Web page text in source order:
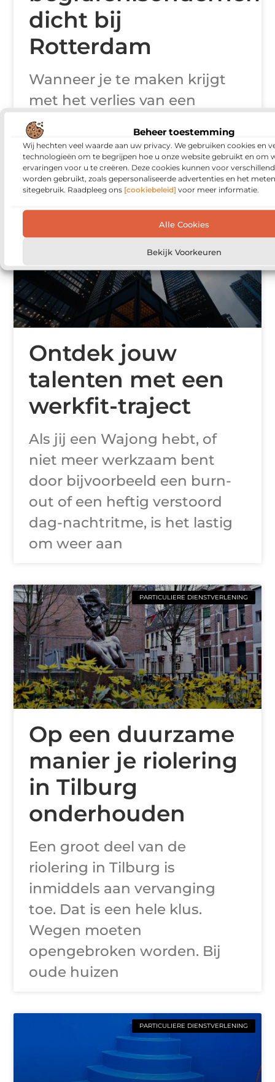
Beheer toestemming
Wij hechten veel waarde aan uw privacy. We gebruiken cookies en
technologieën om te begrijpen hoe u onze website gebruikt en om
ervaringen voor u te creëren. Deze cookies kunnen voor
worden gebruikt, zoals gepersonaliseerde advertenties en het
sitegebruik. Raadpleeg ons [cookiebeleid] voor meer informatie.
Alle Cookies
Bekijk Voorkeuren
dicht bij
Rotterdam
Wanneer je te maken krijgt
met het verlies van een
dierbare, komt er enorm veel
op je af. De behoefte om een
passend en respectvol
Ontdek jouw
talenten met een
werkfit-traject
Als jij een Wajong hebt, of
niet meer werkzaam bent
door bijvoorbeeld een burn-
out of een heftig verstoord
dag-nachtritme, is het lastig
om weer aan
PARTICULIERE DIENSTVERLENING
Op een duurzame
manier je riolering
in Tilburg
onderhouden
Een groot deel van de
riolering in Tilburg is
inmiddels aan vervanging
toe. Dat is een hele klus.
Wegen moeten
opengebroken worden. Bij
oude huizen
PARTICULIERE DIENSTVERLENING